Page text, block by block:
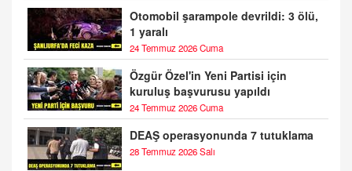
Otomobil şarampole devrildi: 3 ölü,
1 yaralı
24 Temmuz 2026 Cuma
Özgür Özel'in Yeni Partisi için
kuruluş başvurusu yapıldı
24 Temmuz 2026 Cuma
DEAŞ operasyonunda 7 tutuklama
28 Temmuz 2026 Salı